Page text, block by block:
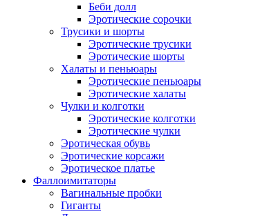
Беби долл
Эротические сорочки
Трусики и шорты
Эротические трусики
Эротические шорты
Халаты и пеньюары
Эротические пеньюары
Эротические халаты
Чулки и колготки
Эротические колготки
Эротические чулки
Эротическая обувь
Эротические корсажи
Эротическое платье
Фаллоимитаторы
Вагинальные пробки
Гиганты